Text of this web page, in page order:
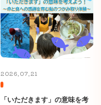
2026.07.21
「いただきます」の意味を考